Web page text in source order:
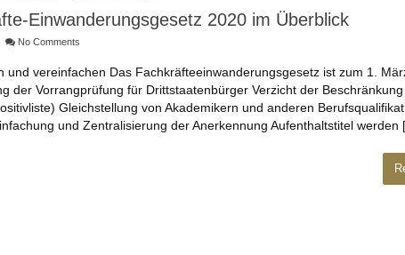
Einwanderungsgesetz 2020 im Überblick
No Comments
vereinfachen Das Fachkräfteeinwanderungsgesetz ist zum 1.
der Vorrangprüfung für Drittstaatenbürger Verzicht der
Gleichstellung von Akademikern und anderen
und Zentralisierung der Anerkennung Aufenthaltstitel